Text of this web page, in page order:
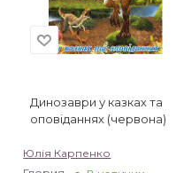
Динозаври у казках та
оповіданнях (червона)
Юлія Карпенко